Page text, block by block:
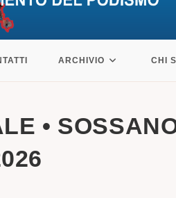
ARCHIVIO CHI
•